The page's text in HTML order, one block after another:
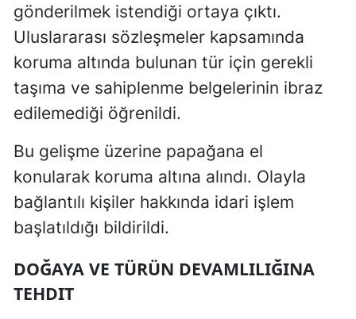
gönderilmek istendiği ortaya çıktı.
Uluslararası sözleşmeler kapsamında
koruma altında bulunan tür için gerekli
taşıma ve sahiplenme belgelerinin ibraz
edilemediği öğrenildi.
Bu gelişme üzerine papağana el
konularak koruma altına alındı. Olayla
bağlantılı kişiler hakkında idari işlem
başlatıldığı bildirildi.
DOĞAYA VE TÜRÜN DEVAMLILIĞINA
TEHDIT